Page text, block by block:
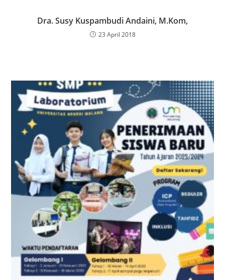
Dra. Susy Kuspambudi Andaini, M.Kom,
23 April 2018